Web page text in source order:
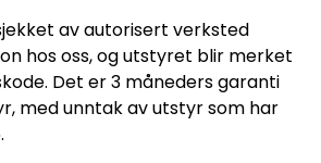
av autorisert verksted
hos oss, og utstyret blir merket
Det er 3 måneders garanti
med unntak av utstyr som har